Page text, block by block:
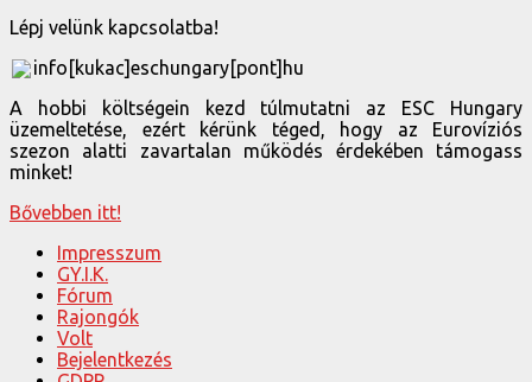
Lépj velünk kapcsolatba!
info[kukac]eschungary[pont]hu
A hobbi költségein kezd túlmutatni az ESC Hungary
üzemeltetése, ezért kérünk téged, hogy az Eurovíziós
szezon alatti zavartalan működés érdekében támogass
minket!
Bővebben itt!
Impresszum
GY.I.K.
Fórum
Rajongók
Volt
Bejelentkezés